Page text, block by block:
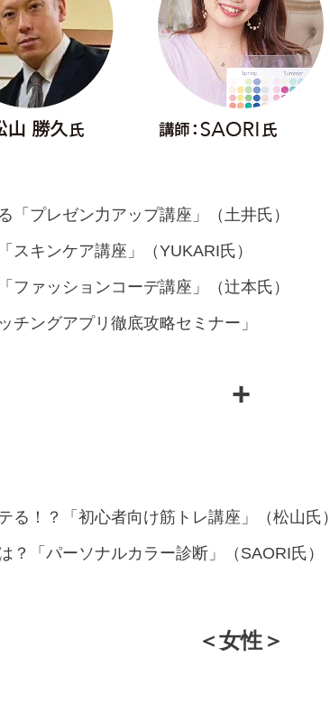
「プレゼン力アップ講座」（土井氏）
スキンケア講座」（YUKARI氏）
ファッションコーデ講座」（辻本氏）
チングアプリ徹底攻略セミナー」
+
る！？「初心者向け筋トレ講座」（松山氏）
？「パーソナルカラー診断」（SAORI氏）
＜女性＞